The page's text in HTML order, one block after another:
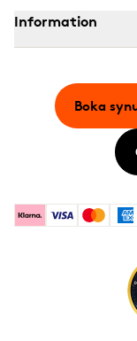
Information
KlarnaVisa
Boka